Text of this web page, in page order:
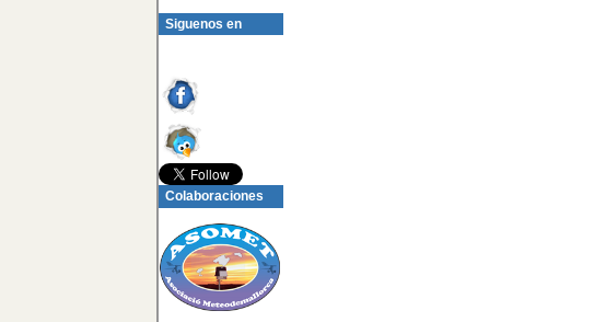
Siguenos en
Colaboraciones